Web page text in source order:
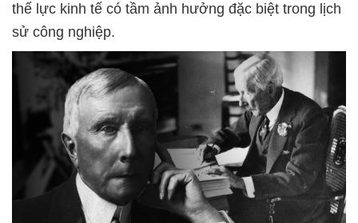
thế lực kinh tế có tầm ảnh hưởng đặc biệt trong lịch
sử công nghiệp.